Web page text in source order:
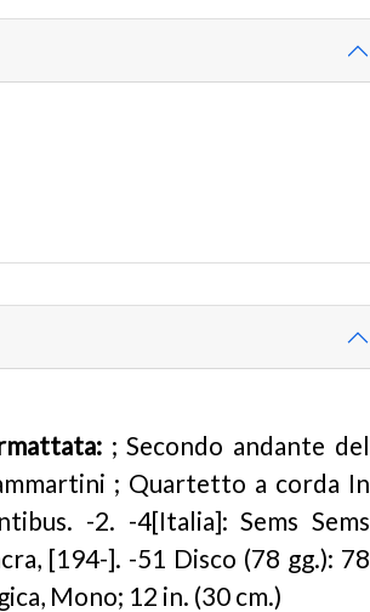
; Secondo andante del
; Quartetto a corda In
-2. -4[Italia]: Sems Sems
[194-]. -51 Disco (78 gg.): 78
Mono; 12 in. (30 cm.)